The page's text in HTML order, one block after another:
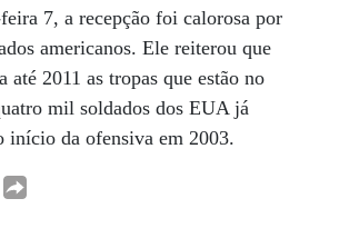
7, a recepção foi calorosa por
americanos. Ele reiterou que
até 2011 as tropas que estão no
mil soldados dos EUA já
início da ofensiva em 2003.